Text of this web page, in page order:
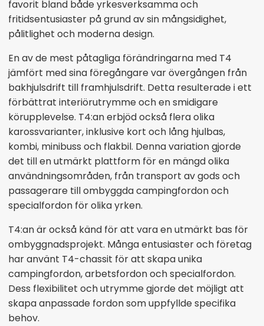
favorit bland både yrkesverksamma och
fritidsentusiaster på grund av sin mångsidighet,
pålitlighet och moderna design.
En av de mest påtagliga förändringarna med T4
jämfört med sina föregångare var övergången från
bakhjulsdrift till framhjulsdrift. Detta resulterade i ett
förbättrat interiörutrymme och en smidigare
körupplevelse. T4:an erbjöd också flera olika
karossvarianter, inklusive kort och lång hjulbas,
kombi, minibuss och flakbil. Denna variation gjorde
det till en utmärkt plattform för en mängd olika
användningsområden, från transport av gods och
passagerare till ombyggda campingfordon och
specialfordon för olika yrken.
T4:an är också känd för att vara en utmärkt bas för
ombyggnadsprojekt. Många entusiaster och företag
har använt T4-chassit för att skapa unika
campingfordon, arbetsfordon och specialfordon.
Dess flexibilitet och utrymme gjorde det möjligt att
skapa anpassade fordon som uppfyllde specifika
behov.